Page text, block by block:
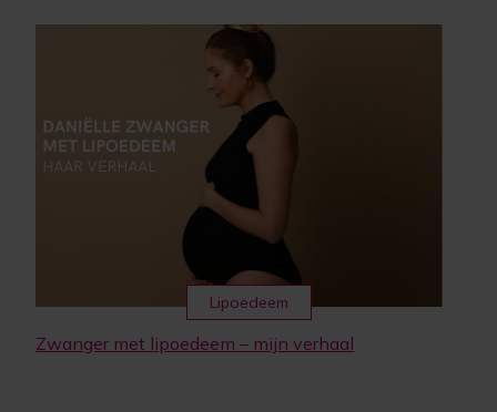
Lipoedeem
Zwanger met lipoedeem – mijn verhaal